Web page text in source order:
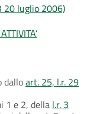
20 luglio 2006)
dalloart. 25, l.r. 29
1 e 2, della l.r. 3